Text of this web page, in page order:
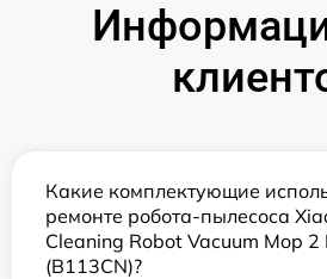
Какие комплектующие
ремонте робота-пылесоса
Cleaning Robot Vacuum Mop 2
(B113CN)?